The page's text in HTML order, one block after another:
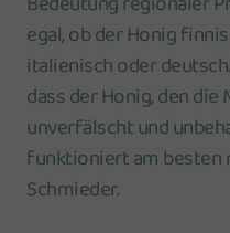
egal, ob der Honig
italienisch oder
dass der Honig, den
unverfälscht und
funktioniert am besten
Schmieder.